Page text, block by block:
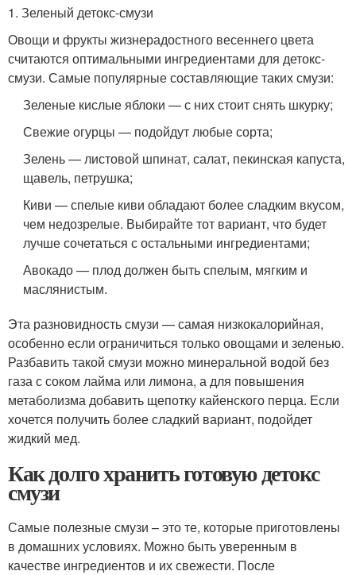
1. Зеленый детокс-смузи
Овощи и фрукты жизнерадостного весеннего цвета
считаются оптимальными ингредиентами для детокс-
смузи. Самые популярные составляющие таких смузи:
Зеленые кислые яблоки — с них стоит снять шкурку;
Свежие огурцы — подойдут любые сорта;
Зелень — листовой шпинат, салат, пекинская капуста,
щавель, петрушка;
Киви — спелые киви обладают более сладким вкусом,
чем недозрелые. Выбирайте тот вариант, что будет
лучше сочетаться с остальными ингредиентами;
Авокадо — плод должен быть спелым, мягким и
маслянистым.
Эта разновидность смузи — самая низкокалорийная,
особенно если ограничиться только овощами и зеленью.
Разбавить такой смузи можно минеральной водой без
газа с соком лайма или лимона, а для повышения
метаболизма добавить щепотку кайенского перца. Если
хочется получить более сладкий вариант, подойдет
жидкий мед.
Как долго хранить готовую детокс
смузи
Самые полезные смузи – это те, которые приготовлены
в домашних условиях. Можно быть уверенным в
качестве ингредиентов и их свежести. После